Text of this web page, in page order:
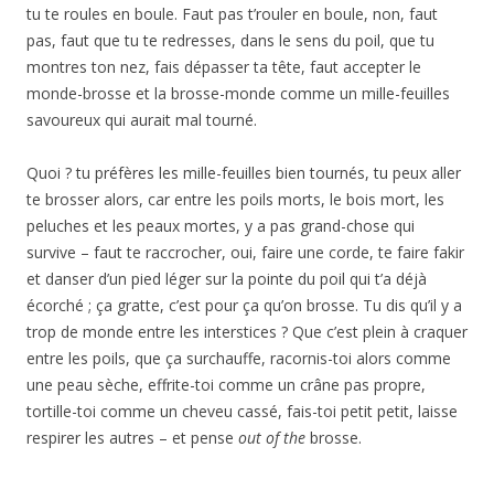
tu te roules en boule. Faut pas t’rouler en boule, non, faut
pas, faut que tu te redresses, dans le sens du poil, que tu
montres ton nez, fais dépasser ta tête, faut accepter le
monde-brosse et la brosse-monde comme un mille-feuilles
savoureux qui aurait mal tourné.
Quoi ? tu préfères les mille-feuilles bien tournés, tu peux aller
te brosser alors, car entre les poils morts, le bois mort, les
peluches et les peaux mortes, y a pas grand-chose qui
survive – faut te raccrocher, oui, faire une corde, te faire fakir
et danser d’un pied léger sur la pointe du poil qui t’a déjà
écorché ; ça gratte, c’est pour ça qu’on brosse. Tu dis qu’il y a
trop de monde entre les interstices ? Que c’est plein à craquer
entre les poils, que ça surchauffe, racornis-toi alors comme
une peau sèche, effrite-toi comme un crâne pas propre,
tortille-toi comme un cheveu cassé, fais-toi petit petit, laisse
respirer les autres – et pense out of the brosse.